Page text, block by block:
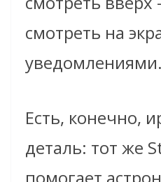
смотреть на
уведомлениями.
Есть, конечно,
деталь: тот же